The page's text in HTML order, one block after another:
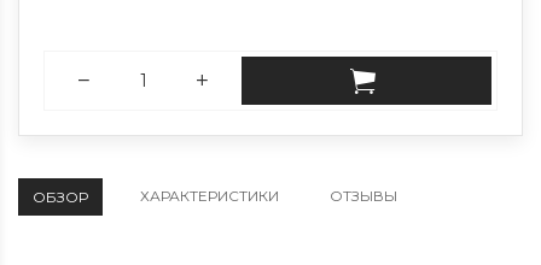
ОБЗОР ХАРАКТЕРИСТИКИ ОТЗЫВЫ